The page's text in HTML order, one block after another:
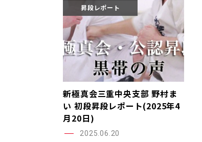
昇段レポート
新極真会三重中央支部 野村ま
い 初段昇段レポート(2025年4
月20日)
2025.06.20